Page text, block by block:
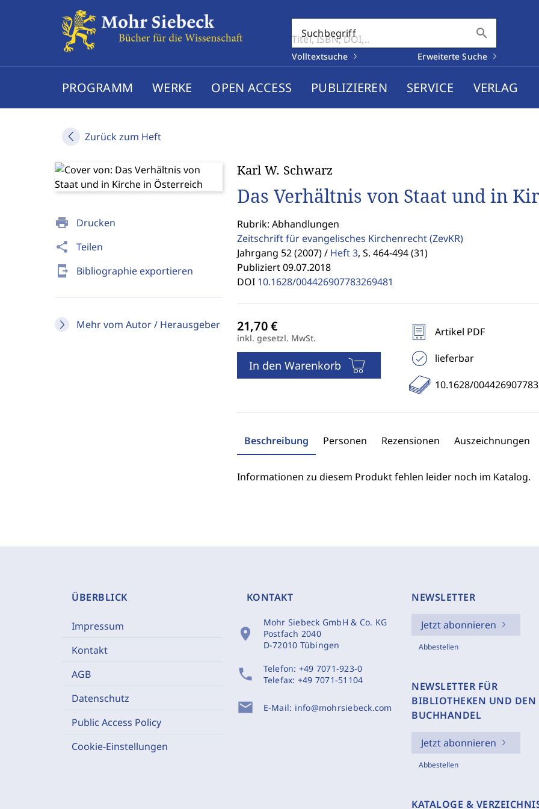
Suchbegriff search
Volltextsuche Erweiterte Suche
PROGRAMM WERKE OPEN ACCESS PUBLIZIEREN SERVICE VERLAG
Zurück zum Heft
print Drucken
share Teilen
send_to_mobile Bibliographie exportieren
Mehr vom Autor / Herausgeber
Karl W. Schwarz
Das Verhältnis von Staat und in
Rubrik: Abhandlungen
Zeitschrift für evangelisches Kirchenrecht(ZevKR)
Jahrgang 52 (2007) / Heft 3, S. 464-494 (31)
Publiziert 09.07.2018
DOI 10.1628/004426907783269481
inkl. gesetzl. MwSt.
In den Warenkorb
Artikel PDF
lieferbar
10.1628/
Beschreibung Personen Rezensionen Auszeichnungen
Informationen zu diesem Produkt fehlen leider noch im Katalog.
ÜBERBLICK
Impressum
Kontakt
AGB
Datenschutz
Public Access Policy
Cookie-Einstellungen
KONTAKT
location_on
Mohr Siebeck GmbH & Co. KG
Postfach 2040
D-72010 Tübingen
phone Telefon: +49 7071-923-0
Telefax: +49 7071-51104
mail E-Mail: info@mohrsiebeck.com
NEWSLETTER
Jetzt abonnieren
Abbestellen
NEWSLETTER FÜR
BIBLIOTHEKEN UND DEN
BUCHHANDEL
Jetzt abonnieren
Abbestellen
KATALOGE &